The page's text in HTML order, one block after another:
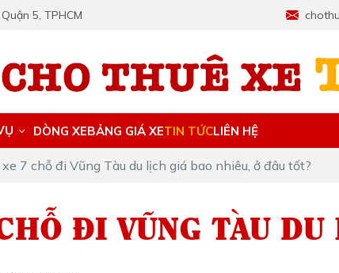
5, TPHCM
DÒNG XEBẢNG GIÁ XETIN TỨCLIÊN HỆ
7 chỗ đi Vũng Tàu du lịch giá bao nhiêu, ở đâu tốt?
ĐI VŨNG TÀU